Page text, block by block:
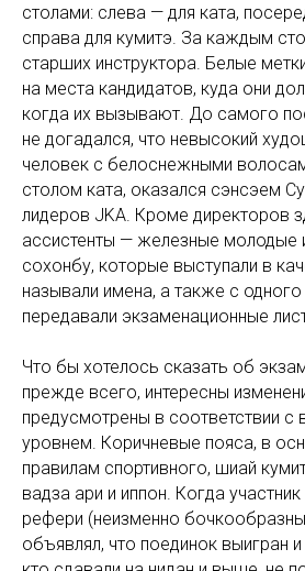
столами: слева — для ката,
справа для кумитэ. За каждым
старших инструктора. Белые
на места кандидатов, куда они
когда их вызывают. До самого
не догадался, что невысокий
человек с белоснежными
столом ката, оказался сэнсэем
лидеров JKA. Кроме директоров
ассистенты — железные молодые
сохонбу, которые выступали в
называли имена, а также с одного
передавали экзаменационные
Что бы хотелось сказать об
прежде всего, интересны
предусмотрены в соответствии с
уровнем. Коричневые пояса, в
правилам спортивного, шиай
вадза ари и иппон. Когда участник
рефери (неизменно
объявлял, что поединок выигран